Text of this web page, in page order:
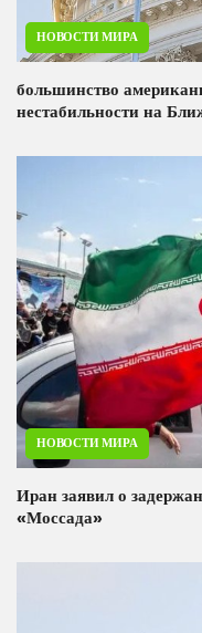
НОВОСТИ МИРА
большинство
нестабильности на
НОВОСТИ МИРА
Иран заявил о
«Моссада»